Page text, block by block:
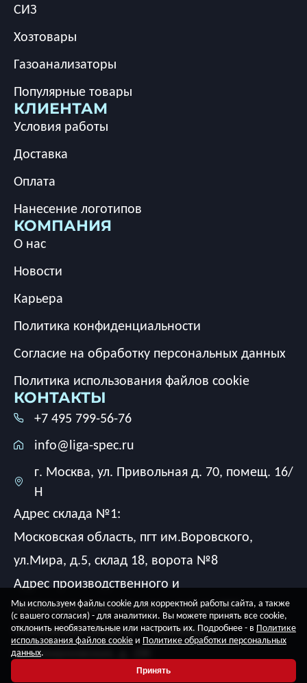
СИЗ
Хозтовары
Газоанализаторы
Популярные товары
КЛИЕНТАМ
Условия работы
Доставка
Оплата
Нанесение логотипов
КОМПАНИЯ
О нас
Новости
Карьера
Политика конфиденциальности
Согласие на обработку персональных данных
Политика использования файлов cookie
КОНТАКТЫ
+7 495 799-56-76
info@liga-spec.ru
г. Москва, ул. Привольная д. 70, помещ. 16/
Н
Адрес склада №1:
Московская область, пгт им.Воровского,
ул.Мира, д.5, склад 18, ворота №8
Адрес производственного и
экспериментального цеха, склада №2:
Московская область, г. Люберцы,
ул. Смирновская, д. 2Ж
Мы используем файлы cookie для корректной работы сайта, а также
(с вашего согласия) - для аналитики. Вы можете принять все cookie,
отклонить необязательные или настроить их. Подробнее - в Политике
использования файлов cookie и Политике обработки персональных
данных.
Принять